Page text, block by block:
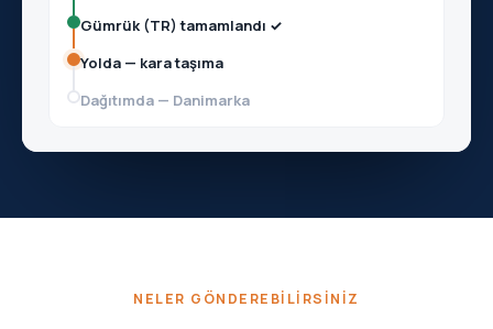
Gümrük (TR) tamamlandı ✓
Yolda — kara taşıma
Dağıtımda — Danimarka
NELER GÖNDEREBILIRSINIZ